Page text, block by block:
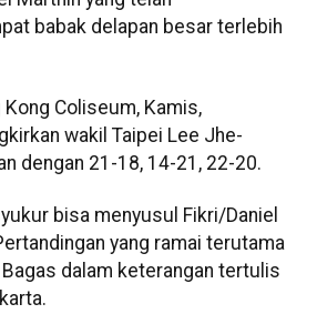
babak delapan besar terlebih
Coliseum, Kamis,
wakil Taipei Lee Jhe-
dengan 21-18, 14-21, 22-20.
bisa menyusul Fikri/Daniel
yang ramai terutama
dalam keterangan tertulis